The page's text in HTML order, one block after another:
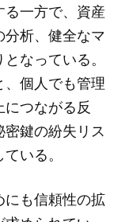
一方で、資産
析、健全なマ
なっている。
個人でも管理
つながる反
鍵の紛失リス
いる。
にも信頼性の拡